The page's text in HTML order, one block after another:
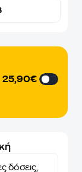
25,90€
δόσεις,